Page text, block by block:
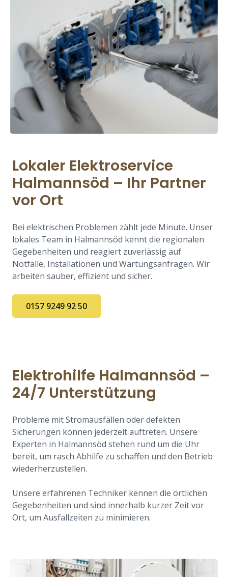
Lokaler Elektroservice
Halmannsöd – Ihr Partner
vor Ort
Bei elektrischen Problemen zählt jede Minute. Unser
lokales Team in Halmannsöd kennt die regionalen
Gegebenheiten und reagiert zuverlässig auf
Notfälle, Installationen und Wartungsanfragen. Wir
arbeiten sauber, effizient und sicher.
0157 9249 92 50
Elektrohilfe Halmannsöd –
24/7 Unterstützung
Probleme mit Stromausfällen oder defekten
Sicherungen können jederzeit auftreten. Unsere
Experten in Halmannsöd stehen rund um die Uhr
bereit, um rasch Abhilfe zu schaffen und den Betrieb
wiederherzustellen.
Unsere erfahrenen Techniker kennen die örtlichen
Gegebenheiten und sind innerhalb kurzer Zeit vor
Ort, um Ausfallzeiten zu minimieren.